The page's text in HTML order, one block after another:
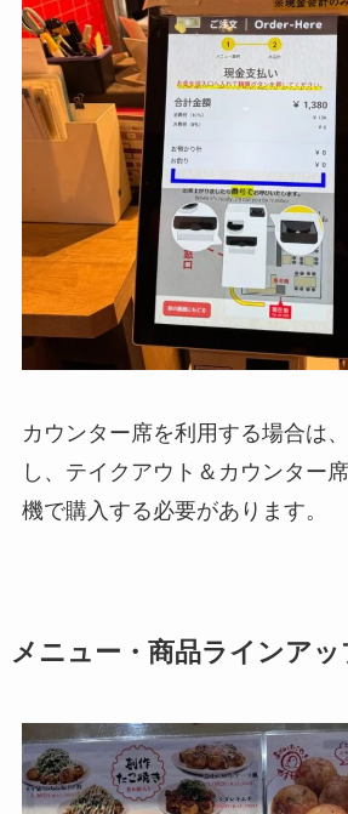
カウンター席を利用する場合は
し、テイクアウト＆カウンター
機で購入する必要があります。
メニュー・商品ラインアッ